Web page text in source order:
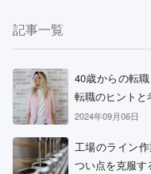
記事一覧
40歳からの転
転職のヒントと
2024年09月06日
工場のライン
つい点を克服